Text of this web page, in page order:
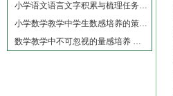
小学语文语言文字积累与梳理任务…
小学数学教学中学生数感培养的策…
数学教学中不可忽视的量感培养 …